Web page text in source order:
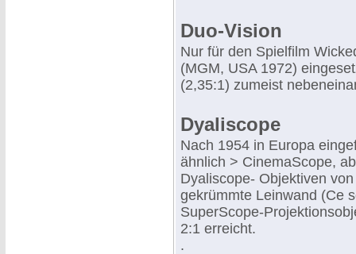
Duo-Vision
Nur für den Spielfilm
(MGM, USA 1972)
(2,35:1) zumeist
Dyaliscope
Nach 1954 in Europa
ähnlich > CinemaScope,
Dyaliscope- Objektiven
gekrümmte Leinwand (Ce
SuperScope-
2:1 erreicht.
.